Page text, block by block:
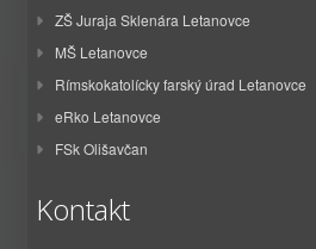
ZŠ Juraja Sklenára Letanovce
MŠ Letanovce
Rímskokatolícky farský úrad Letanovce
eRko Letanovce
FSk Olišavčan
Kontakt